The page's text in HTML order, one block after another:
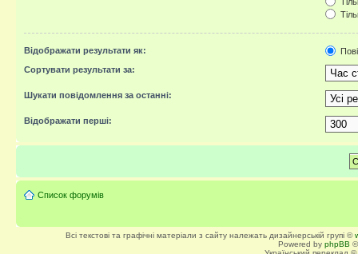
Відображати результати як:
Сортувати результати за:
Шукати повідомлення за останні:
Відображати перші:
Список форумів
Всі текстові та графічні матеріали з сайту належать дизайнерській групі ©
Powered by phpBB